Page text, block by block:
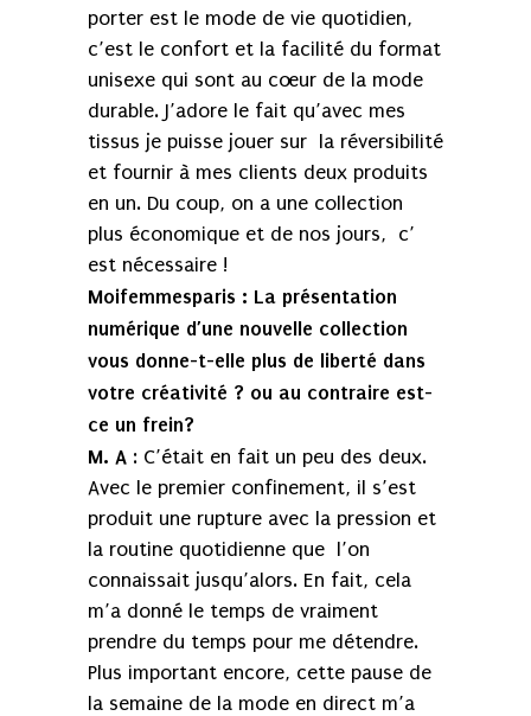
porter est le mode de vie quotidien,
c’est le confort et la facilité du format
unisexe qui sont au cœur de la mode
durable. J’adore le fait qu’avec mes
tissus je puisse jouer sur la réversibilité
et fournir à mes clients deux produits
en un. Du coup, on a une collection
plus économique et de nos jours, c’
est nécessaire !
Moifemmesparis : La présentation
numérique d’une nouvelle collection
vous donne-t-elle plus de liberté dans
votre créativité ? ou au contraire est-
ce un frein?
M. A : C’était en fait un peu des deux.
Avec le premier confinement, il s’est
produit une rupture avec la pression et
la routine quotidienne que l’on
connaissait jusqu’alors. En fait, cela
m’a donné le temps de vraiment
prendre du temps pour me détendre.
Plus important encore, cette pause de
la semaine de la mode en direct m’a